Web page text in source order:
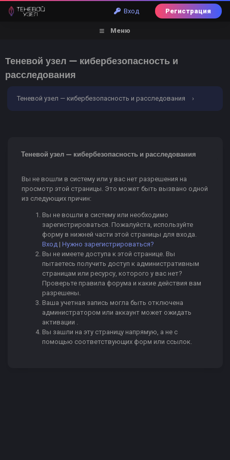
Вход Регистрация
Меню
Теневой узел — кибербезопасность и
расследования
Теневой узел — кибербезопасность и расследования ›
Теневой узел — кибербезопасность и расследования
Вы не вошли в систему или у вас нет разрешения на
просмотр этой страницы. Это может быть вызвано одной
из следующих причин:
Вы не вошли в систему или необходимо
зарегистрироваться. Пожалуйста, используйте
форму в нижней части этой страницы для входа.
Вход |Нужно зарегистрироваться?
Вы не имеете доступа к этой странице. Вы
пытаетесь получить доступ к административным
страницам или ресурсу, которого у вас нет?
Проверьте правила форума и какие действия вам
разрешены.
Ваша учетная запись могла быть отключена
администратором или аккаунт может ожидать
активации .
Вы зашли на эту страницу напрямую, а не с
помощью соответствующих форм или ссылок.